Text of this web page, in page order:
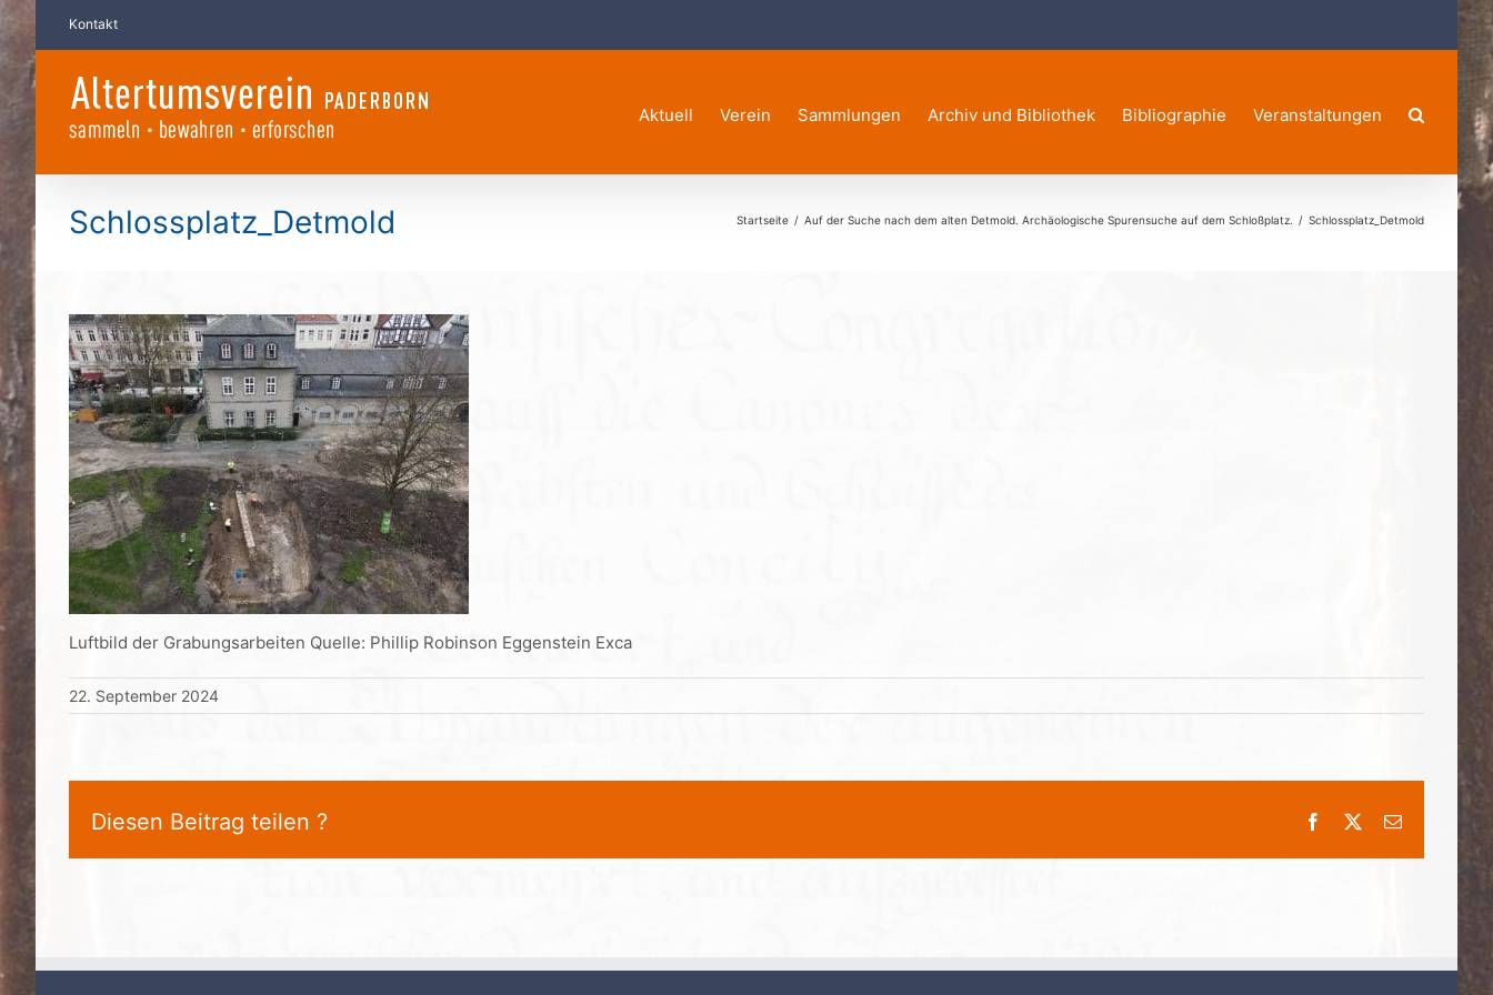
Zum
Inhalt
springen
Kontakt
Aktuell Verein Sammlungen Archiv und Bibliothek Bibliographie Veranstaltungen
Schlossplatz_Detmold Startseite Auf der Suche nach dem alten Detmold. Archäologische Spurensuche auf dem Schloßplatz. Schlossplatz_Detmold
Luftbild der Grabungsarbeiten Quelle: Phillip Robinson Eggenstein Exca
22. September 2024
Diesen Beitrag teilen ? Facebook
E-